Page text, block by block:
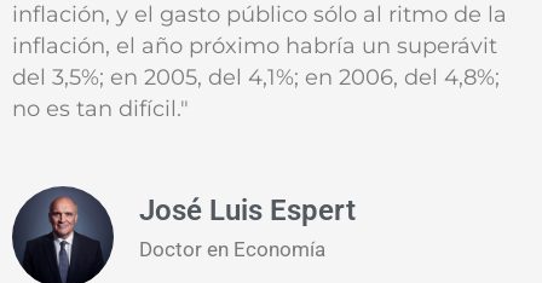
inflación, y el gasto público sólo al ritmo de la
inflación, el año próximo habría un superávit
del 3,5%; en 2005, del 4,1%; en 2006, del 4,8%;
no es tan difícil."
José Luis Espert
Doctor en Economía